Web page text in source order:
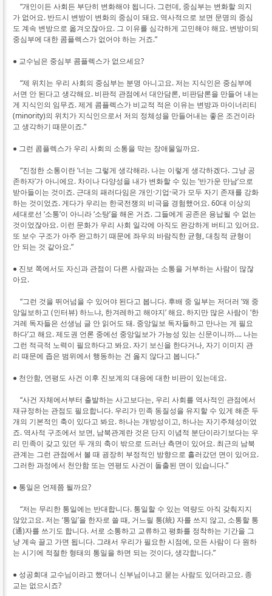
“개인이든 사회든 부단히 변화해야 됩니다. 그런데, 중심부는 변화할 의지
가 없어요. 반드시 변방이 변화의 중심이 돼요. 역사적으로 보면 문명의 중심
도 계속 변방으로 옮겨오잖아요. 그 이유를 심각하게 고민해야 해요. 변방이되
중심부에 대한 콤플렉스가 없어야 하는 거죠.”
● 교수님은 중심부 콤플렉스가 없으세요?
“제 위치는 우리 사회의 중심부는 분명 아니고요. 저는 지식인은 중심부에
서면 안 된다고 생각해요. 비판적 관점에서 대안담론, 비판담론을 만들어 내는
게 지식인의 임무죠. 제게 콤플렉스가 비교적 적은 이유는 변방과 마이너리티
(minority)의 위치가 지식인으로서 저의 정체성을 만들어내는 좋은 조건이라
고 생각하기 때문이죠.”
● 그런 콤플렉스가 우리 사회의 소통을 막는 장애물일까요.
“진정한 소통이란 ‘너는 그렇게 생각해라. 나는 이렇게 생각하겠다. 그냥 공
존하자’가 아니에요. 차이나 다양성을 내가 변화할 수 있는 ‘반가운 만남’으로
받아들이는 것이죠. 근대의 패러다임은 개인·기업·국가 모두 자기 존재를 강화
하는 것이었죠. 게다가 우리는 한국전쟁의 비극을 경험했어요. 60대 이상의
세대로선 ‘소통’이 아니라 ‘소탕’을 해온 거죠. 그들에게 공존은 용납될 수 없는
것이었잖아요. 이런 문화가 우리 사회 일각에 아직도 완강하게 버티고 있어요.
또 보수 구조가 아주 완고하기 때문에 좌우의 바람직한 균형, 대칭적 균형이
안 되는 것 같아요.”
● 진보 쪽에서도 자신과 관점이 다른 사람과는 소통을 거부하는 사람이 많잖
아요.
“그런 것을 뛰어넘을 수 있어야 된다고 봅니다. 후배 중 일부는 저더러 ‘왜 중
앙일보하고 (인터뷰) 하느냐, 한겨레하고 해야지’ 해요. 하지만 많은 사람이 ‘한
겨레 독자들은 선생님 글 안 읽어도 돼. 중앙일보 독자들하고 만나는 게 필요
하다’고 해요. 제도권 언론 중에선 중앙일보가 가능성 있는 신문이니까…. 나는
그런 적극적 노력이 필요하다고 봐요. 자기 보신을 한다거나, 자기 이미지 관
리 때문에 좁은 범위에서 행동하는 건 옳지 않다고 봅니다.”
● 천안함, 연평도 사건 이후 진보계의 대응에 대한 비판이 있는데요.
“사건 자체에서부터 출발하는 사고보다는, 우리 사회를 역사적인 관점에서
재규정하는 관점도 필요합니다. 우리가 민족 동질성을 유지할 수 있게 해준 두
개의 기본적인 축이 있다고 봐요. 하나는 개방성이고, 하나는 자기주체성이었
죠. 역사적 구조에서 보면, 남북관계란 것은 단지 이념적 분단이라기보다는 우
리 민족이 갖고 있던 두 개의 축이 밖으로 드러난 측면이 있어요. 최근의 남북
관계는 그런 관점에서 볼 때 굉장히 부정적인 방향으로 흘러갔던 면이 있어요.
그러한 과정에서 천안함 또는 연평도 사건이 돌출된 면이 있습니다.”
● 통일은 언제쯤 될까요?
“저는 무리한 통일에는 반대합니다. 통일할 수 있는 역량도 아직 갖춰지지
않았고요. 저는 ‘통일’을 한자로 쓸 때, 거느릴 통(統) 자를 쓰지 않고, 소통할 통
(通)자를 쓰기도 합니다. 서로 소통하고 교류하고 평화를 정착하는 기간을 그
냥 계속 끌고 가면 됩니다. 그래서 우리가 필요한 시점에, 모든 사람이 다 원하
는 시기에 적절한 형태의 통일을 하면 되는 것이다, 생각합니다.”
● 성공회대 교수님이라고 했더니 신부님이냐고 묻는 사람도 있더라고요. 종
교는 없으시죠?